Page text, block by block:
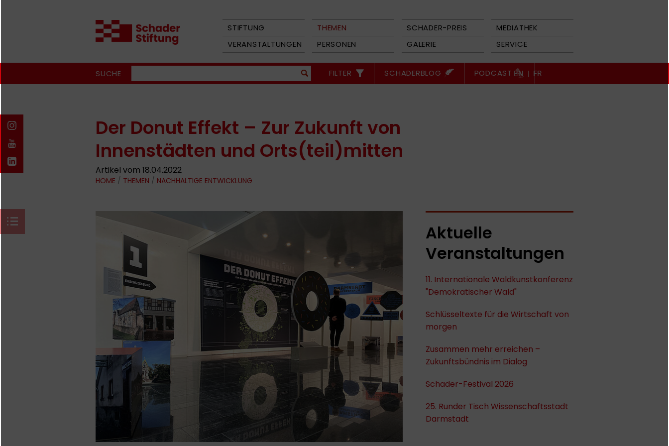
STIFTUNG THEMEN SCHADER-PREIS
MEDIATHEK
VERANSTALTUNGEN
PERSONEN GALERIE SERVICE
SUCHE FILTER SCHADERBLOG PODCAST EN | FR
Der Donut Effekt – Zur Zukunft von
Innenstädten und Orts(teil)mitten
Artikel vom 18.04.2022
HOME / THEMEN / NACHHALTIGE ENTWICKLUNG
Aktuelle
Veranstaltungen
11. Internationale Waldkunstkonferenz
"Demokratischer Wald"
Schlüsseltexte für die Wirtschaft von
morgen
Zusammen mehr erreichen –
Zukunftsbündnis im Dialog
Schader-Festival 2026
25. Runder Tisch Wissenschaftsstadt
Darmstadt